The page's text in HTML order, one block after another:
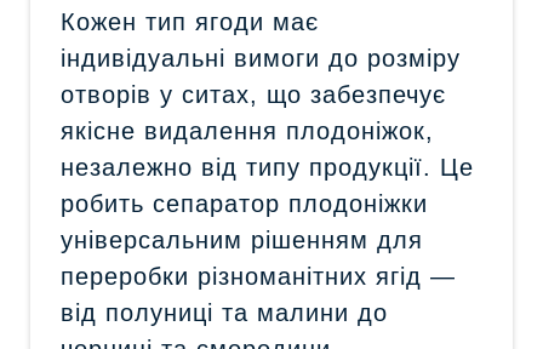
Кожен тип ягоди має
індивідуальні вимоги до розміру
отворів у ситах, що забезпечує
якісне видалення плодоніжок,
незалежно від типу продукції. Це
робить сепаратор плодоніжки
універсальним рішенням для
переробки різноманітних ягід —
від полуниці та малини до